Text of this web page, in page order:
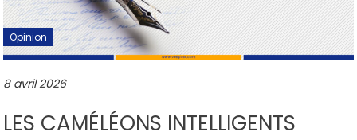
Opinion
8 avril 2026
LES CAMÉLÉONS INTELLIGENTS